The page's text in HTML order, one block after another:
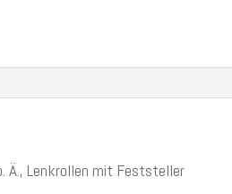
Ä., Lenkrollen mit Feststeller